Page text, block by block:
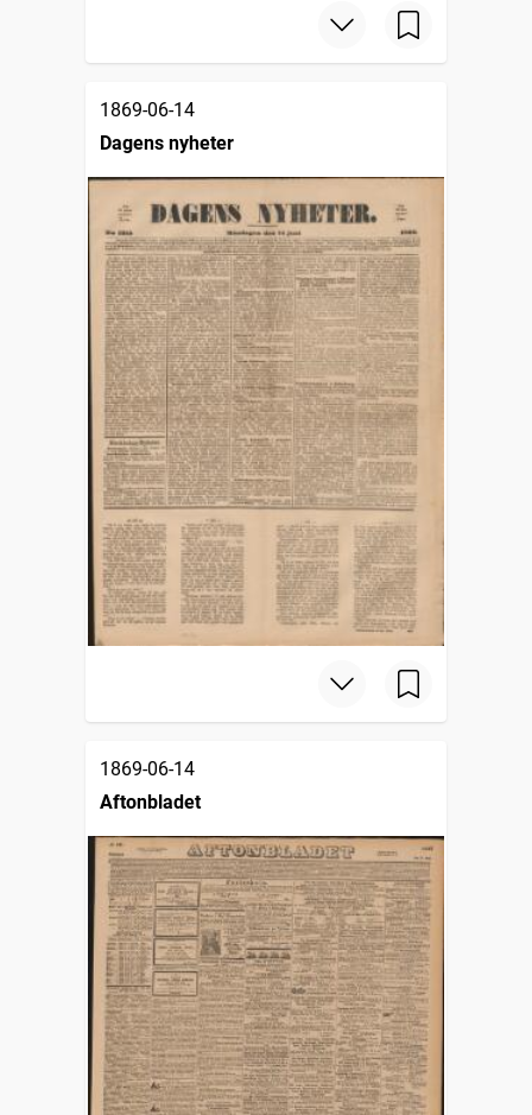
1869-06-14
Dagens nyheter
1869-06-14
Aftonbladet